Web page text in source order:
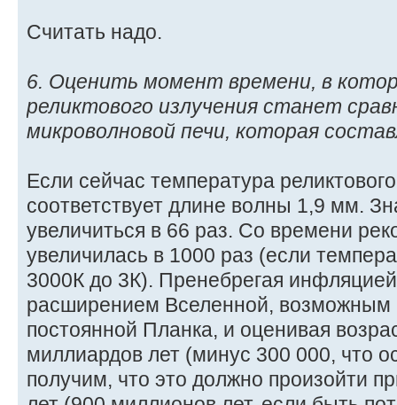
Считать надо.
6. Оценить момент времени, в
реликтового излучения станет
микроволновой печи, которая
Если сейчас температура
соответствует длине волны 1,9 мм.
увеличиться в 66 раз. Со времени
увеличилась в 1000 раз (если
3000К до 3К). Пренебрегая
расширением Вселенной, возможным
постоянной Планка, и оценивая
миллиардов лет (минус 300 000, что
получим, что это должно произойти